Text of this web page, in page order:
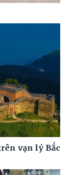
vạn lý Bắc